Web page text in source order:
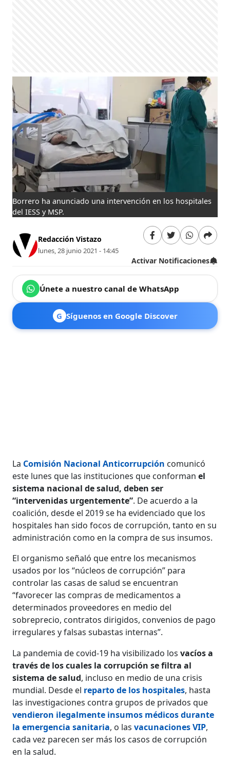
Borrero ha anunciado una intervención en los hospitales
del IESS y MSP.
Redacción Vistazo
lunes, 28 junio 2021 - 14:45
Activar Notificaciones
Únete a nuestro canal de WhatsApp
G Síguenos en Google Discover
La Comisión Nacional Anticorrupción comunicó
este lunes que las instituciones que conformanel
sistema nacional de salud, deben ser
“intervenidas urgentemente”. De acuerdo a la
coalición, desde el 2019 se ha evidenciado que los
hospitales han sido focos de corrupción, tanto en su
administración como en la compra de sus insumos.
El organismo señaló que entre los mecanismos
usados por los “núcleos de corrupción” para
controlar las casas de salud se encuentran
“favorecer las compras de medicamentos a
determinados proveedores en medio del
sobreprecio, contratos dirigidos, convenios de pago
irregulares y falsas subastas internas”.
La pandemia de covid-19 ha visibilizado losvacíos a
través de los cuales la corrupción se filtra al
sistema de salud, incluso en medio de una crisis
mundial. Desde el reparto de los hospitales, hasta
las investigaciones contra grupos de privados que
vendieron ilegalmente insumos médicos durante
la emergencia sanitaria, o lasvacunaciones VIP,
cada vez parecen ser más los casos de corrupción
en la salud.